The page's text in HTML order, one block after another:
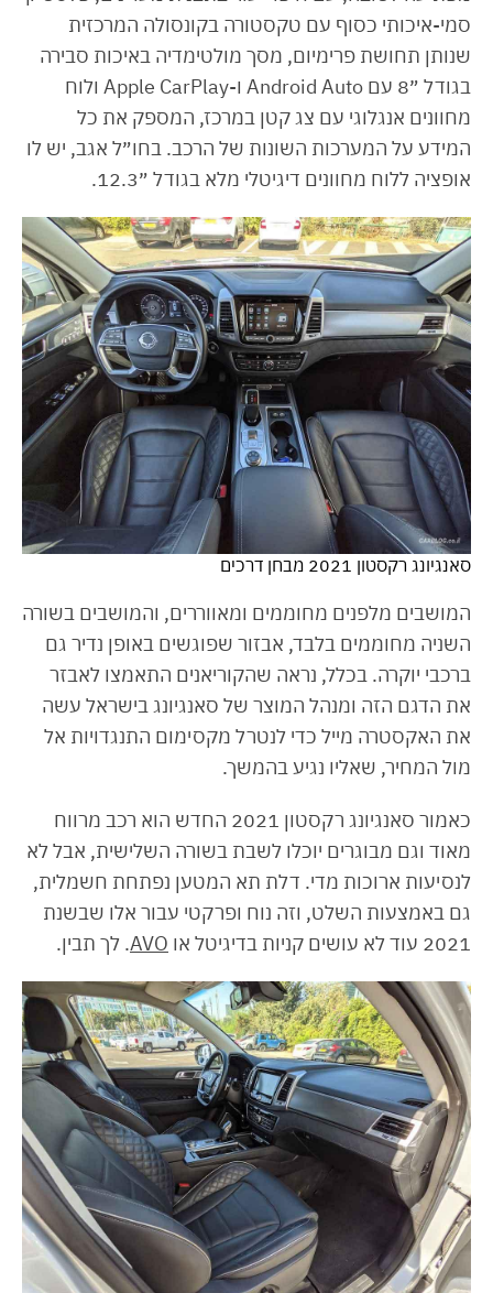
סמי-איכותי כסוף עם טקסטורה בקונסולה המרכזית
שנותן תחושת פרימיום, מסך מולטימדיה באיכות סבירה
בגודל ״8 עם Android Auto ו-Apple CarPlay ולוח
מחוונים אנגלוגי עם צג קטן במרכז, המספק את כל
המידע על המערכות השונות של הרכב. בחו״ל אגב, יש לו
אופציה ללוח מחוונים דיגיטלי מלא בגודל ״12.3.
סאנגיונג רקסטון 2021 מבחן דרכים
המושבים מלפנים מחוממים ומאווררים, והמושבים בשורה
השניה מחוממים בלבד, אבזור שפוגשים באופן נדיר גם
ברכבי יוקרה. בכלל, נראה שהקוריאנים התאמצו לאבזר
את הדגם הזה ומנהל המוצר של סאנגיונג בישראל עשה
את האקסטרה מייל כדי לנטרל מקסימום התנגדויות אל
מול המחיר, שאליו נגיע בהמשך.
כאמור סאנגיונג רקסטון 2021 החדש הוא רכב מרווח
מאוד וגם מבוגרים יוכלו לשבת בשורה השלישית, אבל לא
לנסיעות ארוכות מדי. דלת תא המטען נפתחת חשמלית,
גם באמצעות השלט, וזה נוח ופרקטי עבור אלו שבשנת
2021 עוד לא עושים קניות בדיגיטל או
AVO. לך תבין.